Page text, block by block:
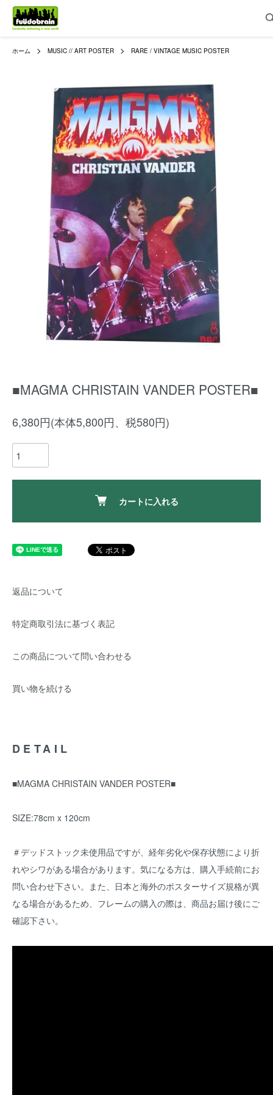
ホーム MUSIC // ART POSTER RARE / VINTAGE MUSIC POSTER
■MAGMA CHRISTAIN VANDER POSTER■
6,380円(本体5,800円、税580円)
カートに入れる
返品について
特定商取引法に基づく表記
この商品について問い合わせる
買い物を続ける
DETAIL
■MAGMA CHRISTAIN VANDER POSTER■
SIZE:78cm x 120cm
＃デッドストック未使用品ですが、経年劣化や保存状態により折
れやシワがある場合があります。気になる方は、購入手続前にお
問い合わせ下さい。また、日本と海外のポスターサイズ規格が異
なる場合があるため、フレームの購入の際は、商品お届け後にご
確認下さい。